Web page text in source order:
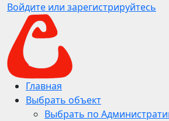
Войдите или зарегистрируйтесь
Главная
Выбрать объект
Выбрать по